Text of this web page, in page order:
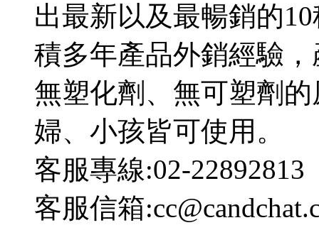
出最新以及最暢銷的
積多年產品外銷經驗
無塑化劑、無可塑劑
婦、小孩皆可使用。
客服專線:02-22892813
客服信箱